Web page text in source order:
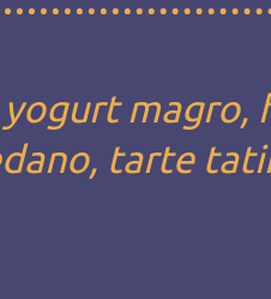
magro,
tarte